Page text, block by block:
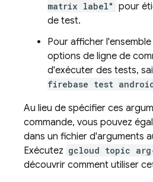
matrix label" pour
de test.
Pour afficher
options de ligne de
d'exécuter des tests,
firebase test
Au lieu de spécifier ces
commande, vous pouvez
dans un fichier d'arguments
Exécutez gcloud topic
découvrir comment utiliser